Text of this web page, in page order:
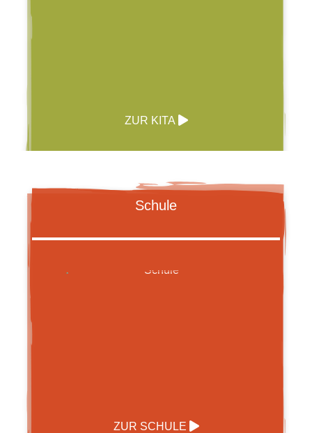
ZUR KITA
Schule
ZUR SCHULE